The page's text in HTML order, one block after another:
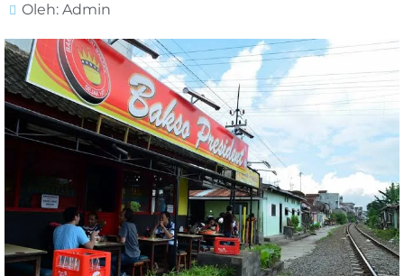
Oleh: Admin